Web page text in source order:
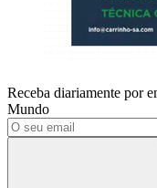
Receba diariamente por
Mundo